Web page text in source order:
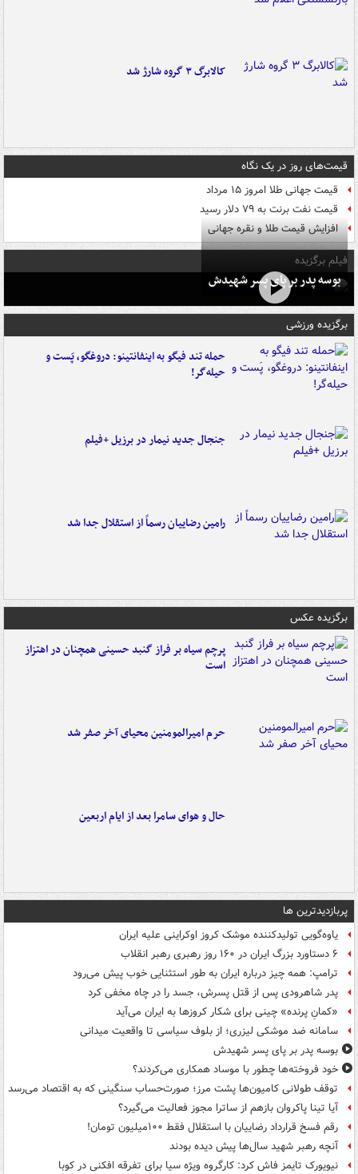
کالابرگ ۳ گروه شارژ شد
قیمت‌های روز در یک نگاه
قیمت جهانی طلا امروز ۱۵ مرداد
قیمت نفت برنت به ۷۹ دلار رسید
افزایش قیمت طلا و نقره جهانی
فیلم برگزیده
بوسه‌ پدر بر پای پسر شهیدش
برگزیده ورزشی
حمله تند فیگو به اینفانتینو: دروغگو، پَست‌ و
حیله‌گر!
جنجال جدید نیمار در برزیل +فیلم
رامین رضاییان رسماً از استقلال جدا شد
برگزیده عکس
پرچم سیاه بر فراز گنبد حسینی همچنان در اهتزاز
است
حرم امیرالمومنین محیای آخر صفر شد
حال و هوای سامرا بعد از ایام اربعین
پربازدیدترین ها
یاوه‌گویی تولیدکننده موشک کروز اوکراینی علیه ایران
۶ دستاورد بزرگ ایران در ۱۶۰ روز رهبری رهبر انقلاب
ترامپ: همه چیز درباره ایران به طور استثنایی خوب پیش می‌رود
پدر شاهرودی پس از قتل پسرش، جسد را در چاه مخفی کرد
«کمانِ پرنده» چینی برای شکار کروزها به ایران می‌آید
سامانه ضد موشکی لیزری؛ از بلوف سیاسی تا واقعیت میدانی
بوسه‌ پدر بر پای پسر شهیدش
خود فروخته‌ها چطور با موساد همکاری می‌کردند؟
توقف طولانی کامیون‌ها پشت مرز؛ صورت‌حساب سنگینی که به اقتصاد می‌رسد
آیا تینا پاکروان بازهم از ساترا مجوز فعالیت می‌گیرد؟
رقم فسخ قرارداد رضاییان با استقلال فقط ۱۰۰میلیون تومان!
آنچه رهبر شهید سال‌ها پیش دیده بودند
نیویورک تایمز فاش کرد: کارگروه ویژه سیا برای تفرقه افکنی در کوبا